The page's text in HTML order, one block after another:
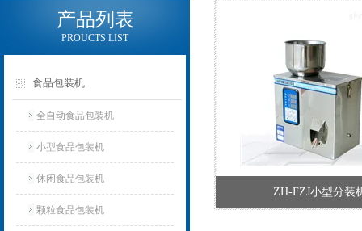
产品列表
PROUCTS LIST
食品包装机
全自动食品包装机
小型食品包装机
休闲食品包装机
颗粒食品包装机
ZH-FZJ小型分装